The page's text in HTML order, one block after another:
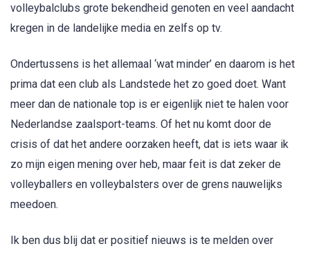
volleybalclubs grote bekendheid genoten en veel aandacht
kregen in de landelijke media en zelfs op tv.
Ondertussens is het allemaal ‘wat minder’ en daarom is het
prima dat een club als Landstede het zo goed doet. Want
meer dan de nationale top is er eigenlijk niet te halen voor
Nederlandse zaalsport-teams. Of het nu komt door de
crisis of dat het andere oorzaken heeft, dat is iets waar ik
zo mijn eigen mening over heb, maar feit is dat zeker de
volleyballers en volleybalsters over de grens nauwelijks
meedoen.
Ik ben dus blij dat er positief nieuws is te melden over